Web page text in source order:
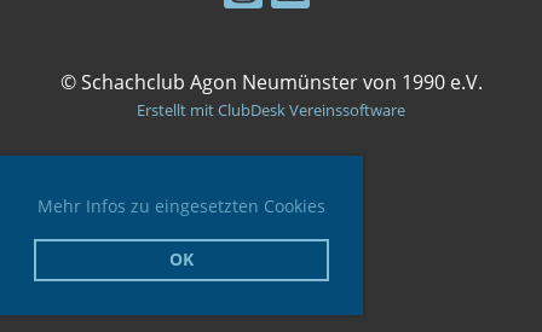
Mehr Infos zu eingesetzten Cookies
OK
© Schachclub Agon Neumünster von 1990 e.V.
Erstellt mit ClubDesk Vereinssoftware
Impressum
Datenschutz